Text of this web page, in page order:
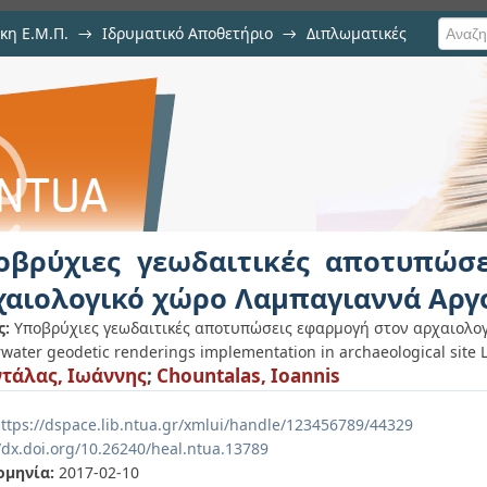
Ε.Μ.Π. → Ιδρυματικό Αποθετήριο → Διπλωματικές
αποτυπώσεις εφαρμογή
γεωδαιτικές
χώρο Λαμπαγιαννά
Υποβρύχιες γεωδαιτικές αποτυπώσεις εφαρμογή στον
geodetic renderings implementation in archaeological site
Ιωάννης; Chountalas, Ioannis
dspace.lib.ntua.gr/xmlui/handle/123456789/44329
10.26240/heal.ntua.13789
2017-02-10